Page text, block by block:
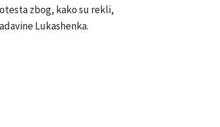
zbog, kako su rekli,
Lukashenka.